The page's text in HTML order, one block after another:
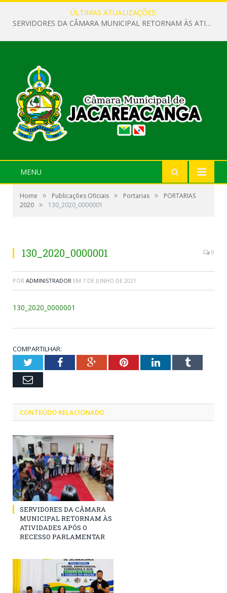
ÚLTIMAS ATUALIZAÇÕES:
SERVIDORES DA CÂMARA MUNICIPAL RETORNAM ÀS ATIVIDADES APÓS O RECESSO PARLAMENTAR
MENU
Home » Publicações Oficiais » Portarias »
PORTARIAS
2020 » 130_2020_0000001
130_2020_0000001 0
POR ADMINISTRADOR EM 7 DE JUNHO DE 2021
130_2020_0000001
COMPARTILHAR:
TwitterFacebookGoogle+PinterestLinkedInTumblr
Email
CONTEÚDO RELACIONADO
SERVIDORES DA CÂMARA
MUNICIPAL RETORNAM ÀS
ATIVIDADES APÓS O
RECESSO PARLAMENTAR